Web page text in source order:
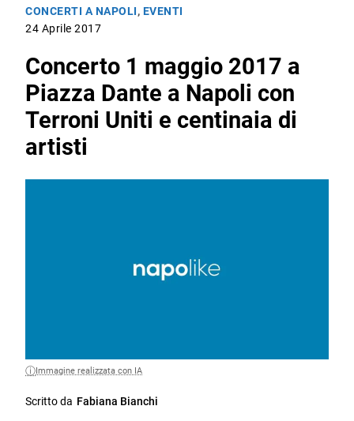
CONCERTI A NAPOLI, EVENTI
24 Aprile 2017
Concerto 1 maggio 2017 a
Piazza Dante a Napoli con
Terroni Uniti e centinaia di
artisti
Immagine realizzata con IA
Scritto da Fabiana Bianchi